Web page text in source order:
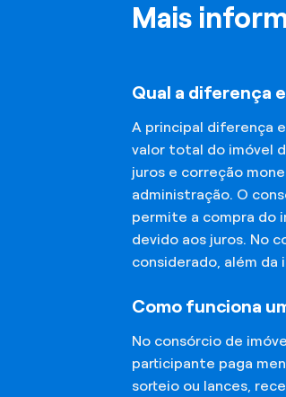
Mais
Qual a diferença
A principal diferença
valor total do imóvel
juros e correção
administração. O
permite a compra do
devido aos juros. No
considerado, além da
Como funciona
No consórcio de
participante paga
sorteio ou lances,